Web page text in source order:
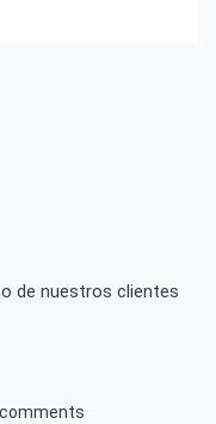
de nuestros clientes